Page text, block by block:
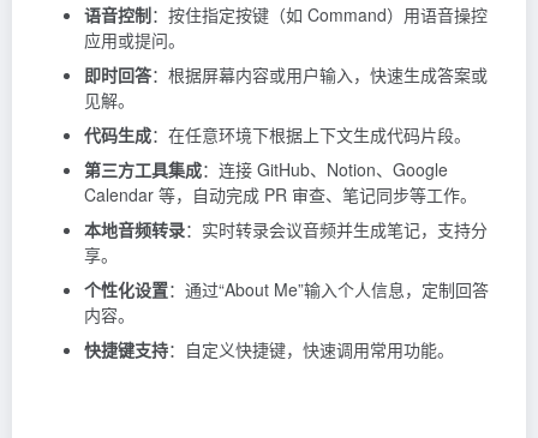
语音控制：按住指定按键（如 Command）用语音操控
应用或提问。
即时回答：根据屏幕内容或用户输入，快速生成答案或
见解。
代码生成：在任意环境下根据上下文生成代码片段。
第三方工具集成：连接 GitHub、Notion、Google
Calendar 等，自动完成 PR 审查、笔记同步等工作。
本地音频转录：实时转录会议音频并生成笔记，支持分
享。
个性化设置：通过“About Me”输入个人信息，定制回答
内容。
快捷键支持：自定义快捷键，快速调用常用功能。